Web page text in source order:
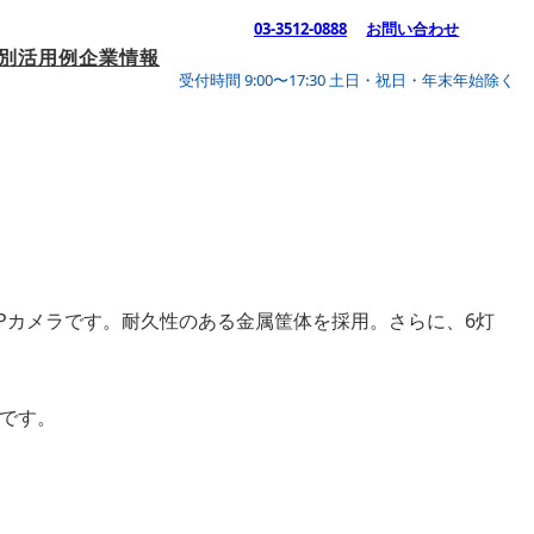
活用例企業情報
03-3512-0888 お問い合わせ
受付時間 9:00〜17:30 土日・祝日・年末年始除く
ラです。耐久性のある金属筐体を採用。さらに、6灯
す。